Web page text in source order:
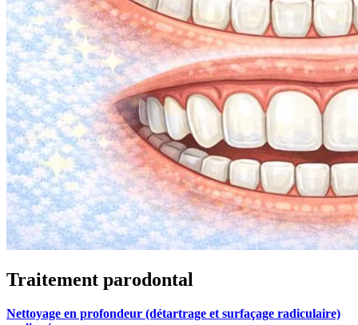
Traitement parodontal
Nettoyage en profondeur (détartrage et surfaçage radiculaire)